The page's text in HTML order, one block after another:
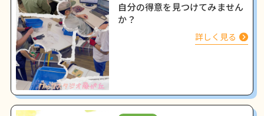
自分の得意を見つけてみません
か？
詳しく見る